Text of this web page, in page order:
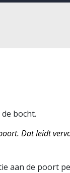
bocht.
Dat leidt
aan de poort